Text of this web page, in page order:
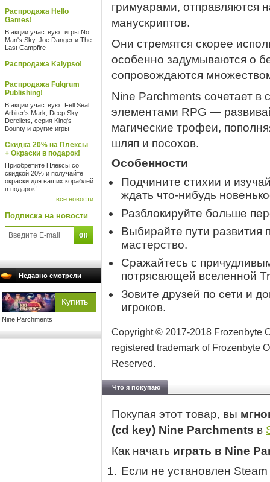
Распродажа Hello
Games!
В акции участвуют игры No
Man's Sky, Joe Danger и The
Last Campfire
Распродажа Kalypso!
Распродажа Fulqrum
Publishing!
В акции участвуют Fell Seal:
Arbiter's Mark, Deep Sky
Derelicts, серия King's
Bounty и другие игры
Скидка 20% на Плексы
+ Окраски в подарок!
Приобретите Плексы со
скидкой 20% и получайте
окраски для ваших кораблей
в подарок!
все новости
Подписка на новости
Недавно смотрели
Nine Parchments
гримуарами, отправляются
манускриптов.
Они стремятся скорее
особенно задумываются о
сопровождаются
Nine Parchments сочетает
элементами RPG —
магические трофеи,
шляп и посохов.
Особенности
Подчините стихии и
ждать что-нибудь
Разблокируйте больше
Выбирайте пути развития
мастерство.
Сражайтесь с
потрясающей вселенной
Зовите друзей по сети и
игроков.
Copyright © 2017-2018 Frozenbyte
registered trademark of Frozenbyte
Reserved.
Что я покупаю
Покупая этот товар, вы
(cd key) Nine Parchments в
Как начать играть в Nine
Если не установлен